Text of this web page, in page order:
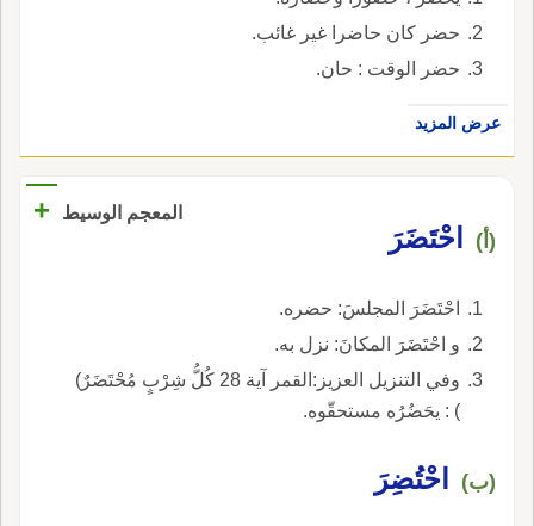
حضر كان حاضرا غير غائب.
حضر الوقت : حان.
عرض المزيد
المعجم الوسيط +
(أ) احْتَضَرَ
احْتَضَرَ المجلسَ: حضره.
و احْتَضَرَ المكانَ: نزل به.
وفي التنزيل العزيز:القمر آية 28 كُلُّ شِرْبٍ مُحْتَضَرٌ)
) : يحَضُرُه مستحقّوه.
(ب) احْتُضِرَ